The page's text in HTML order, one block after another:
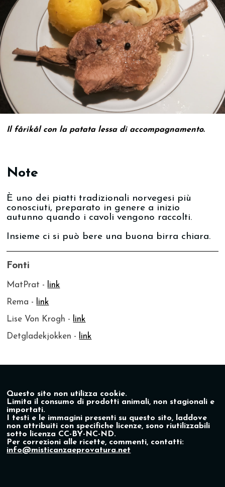
Il fårikål con la patata lessa di accompagnamento.
Note
È uno dei piatti tradizionali norvegesi più
conosciuti, preparato in genere a inizio
autunno quando i cavoli vengono raccolti.
Insieme ci si può bere una buona birra chiara.
Fonti
MatPrat - link
Rema - link
Lise Von Krogh - link
Detgladekjokken - link
Questo sito non utilizza cookie.
Limita il consumo di prodotti animali, non stagionali e
importati.
I testi e le immagini presenti su questo sito, laddove
non attribuiti con specifiche licenze, sono riutilizzabili
sotto licenza CC-BY-NC-ND.
Per correzioni alle ricette, commenti, contatti:
info@misticanzaeprovatura.net